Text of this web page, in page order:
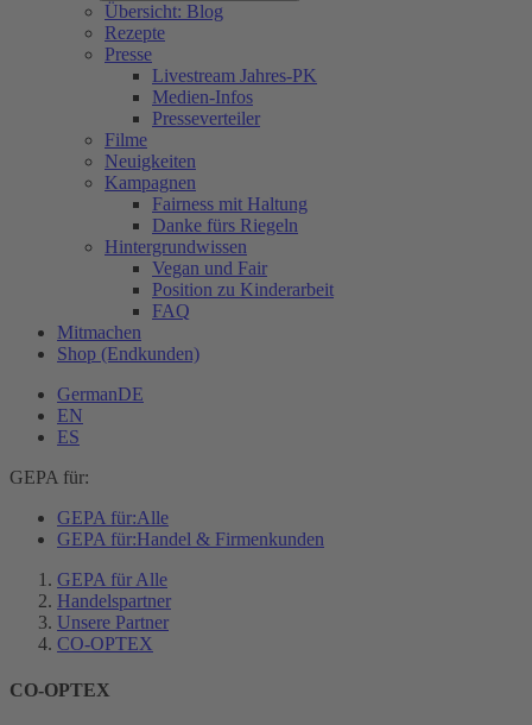
Übersicht: Blog
Rezepte
Presse
Livestream Jahres-PK
Medien-Infos
Presseverteiler
Filme
Neuigkeiten
Kampagnen
Fairness mit Haltung
Danke fürs Riegeln
Hintergrundwissen
Vegan und Fair
Position zu Kinderarbeit
FAQ
Mitmachen
Shop (Endkunden)
GermanDE
EN
ES
GEPA für:
GEPA für:Alle
GEPA für:Handel & Firmenkunden
GEPA für Alle
Handelspartner
Unsere Partner
CO-OPTEX
CO-OPTEX